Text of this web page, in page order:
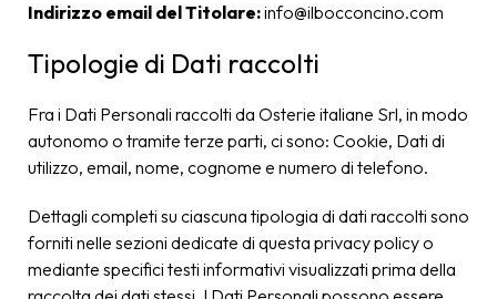
Indirizzo email del Titolare:info@ilbocconcino.com
Tipologie di Dati raccolti
Fra i Dati Personali raccolti da Osterie italiane Srl, in modo
autonomo o tramite terze parti, ci sono: Cookie, Dati di
utilizzo, email, nome, cognome e numero di telefono.
Dettagli completi su ciascuna tipologia di dati raccolti sono
forniti nelle sezioni dedicate di questa privacy policy o
mediante specifici testi informativi visualizzati prima della